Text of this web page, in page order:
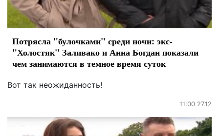
Потрясла "булочками" среди ночи: экс-
"Холостяк" Заливако и Анна Богдан показали
чем занимаются в темное время суток
Вот так неожиданность!
11:00 27.12